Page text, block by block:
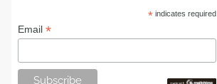
* indicates required
Email *